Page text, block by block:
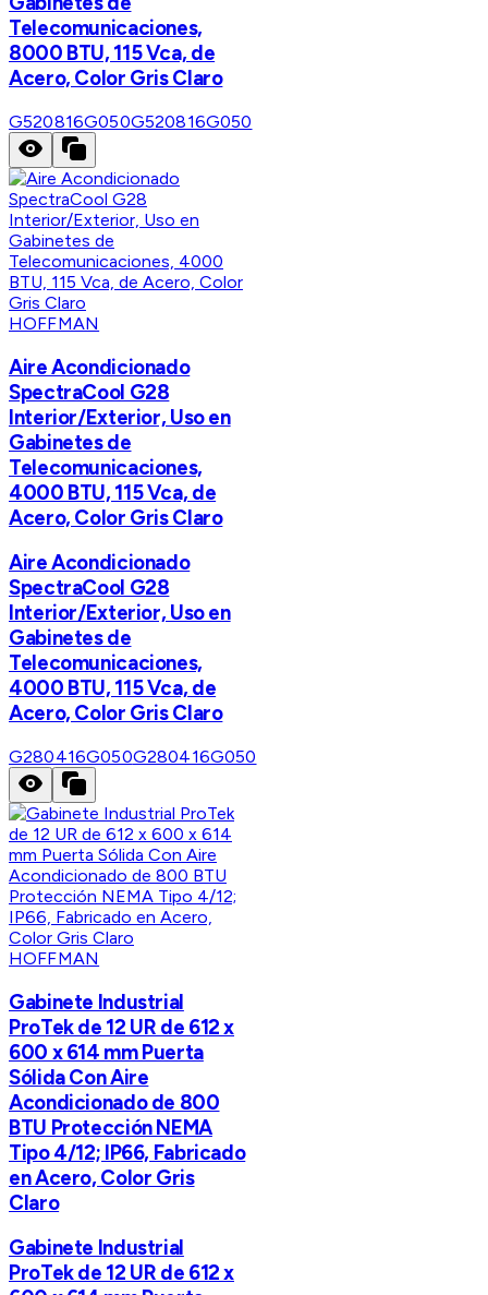
Telecomunicaciones,
8000 BTU, 115 Vca, de
Acero, Color Gris Claro
G520816G050G520816G050
HOFFMAN
Aire Acondicionado
SpectraCool G28
Interior/Exterior, Uso en
Gabinetes de
Telecomunicaciones,
4000 BTU, 115 Vca, de
Acero, Color Gris Claro
Aire Acondicionado
SpectraCool G28
Interior/Exterior, Uso en
Gabinetes de
Telecomunicaciones,
4000 BTU, 115 Vca, de
Acero, Color Gris Claro
G280416G050G280416G050
HOFFMAN
Gabinete Industrial
ProTek de 12 UR de 612 x
600 x 614 mm Puerta
Sólida Con Aire
Acondicionado de 800
BTU Protección NEMA
Tipo 4/12; IP66, Fabricado
en Acero, Color Gris
Claro
Gabinete Industrial
ProTek de 12 UR de 612 x